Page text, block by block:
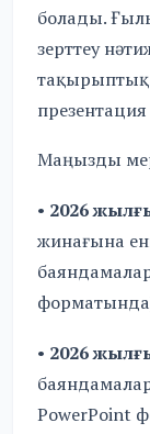
болады.
зерттеу
тақырыптық
Маңызды
• 2026
жинағына
• 2026
PowerPoint